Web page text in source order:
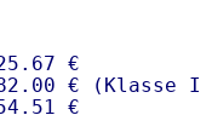
€
€ (Klasse I)
€